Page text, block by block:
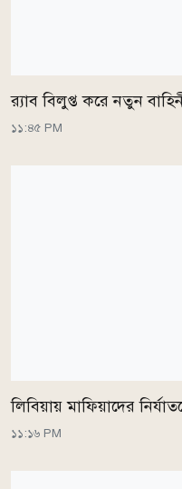
র‌্যাব বিলুপ্ত করে নতুন
১১:৪৫ PM
লিবিয়ায় মাফিয়াদের
১১:১৬ PM